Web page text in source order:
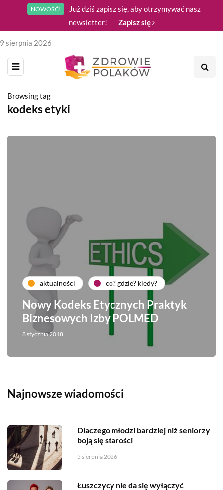
NOWOŚĆ!
Już dziś zapisz się, aby otrzymywać nasz
newsletter!
Zapisz się
9 sierpnia 2026
Browsing tag
kodeks etyki
aktualności co? gdzie? kiedy?
Nowy Kodeks Etycznych Praktyk
Biznesowych Izby POLMED
8 stycznia 2018
Najnowsze wiadomości
Dlaczego młodzi bardziej niż seniorzy
boją się starości
5 sierpnia 2026
Łuszczycy nie da się wyłączyć